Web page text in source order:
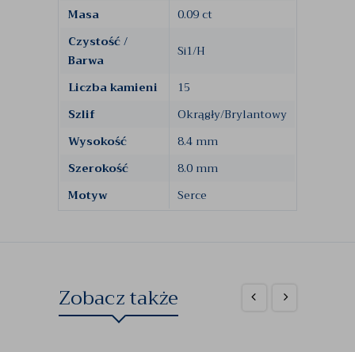
Masa
0.09 ct
Czystość /
Barwa
Si1/H
Liczba kamieni
15
Szlif
Okrągły/Brylantowy
Wysokość
8.4 mm
Szerokość
8.0 mm
Motyw
Serce
Zobacz także